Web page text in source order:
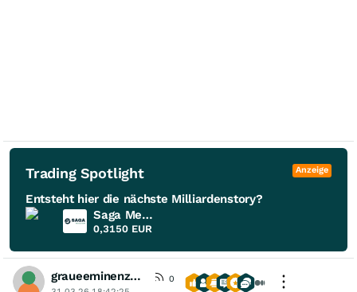
Trading Spotlight Anzeige
Entsteht hier die nächste Milliardenstory?
Saga Metals
0,3150 EUR
graueeminenz77
0